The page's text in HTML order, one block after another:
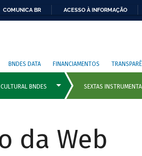
COMUNICA BR ACESSO À INFORMAÇÃO
BNDES DATA FINANCIAMENTOS
da Web